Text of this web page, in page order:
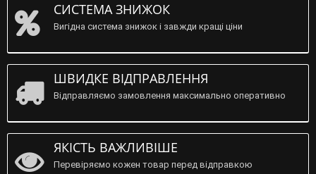
СИСТЕМА ЗНИЖОК
Вигідна система знижок і завжди кращі ціни
ШВИДКЕ ВІДПРАВЛЕННЯ
Відправляємо замовлення максимально оперативно
ЯКІСТЬ ВАЖЛИВІШЕ
Перевіряємо кожен товар перед відправкою